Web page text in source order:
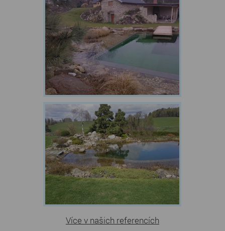
Více v našich referencích